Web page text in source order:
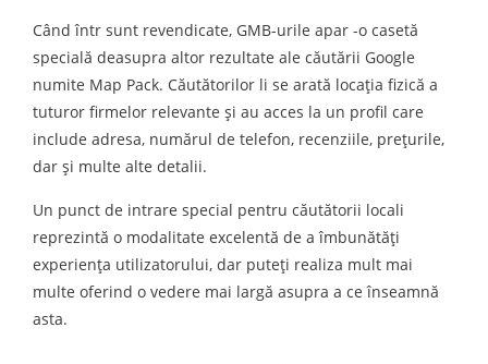
Când într sunt revendicate, GMB-urile apar -o casetă
specială deasupra altor rezultate ale căutării Google
numite Map Pack. Căutătorilor li se arată locația fizică a
tuturor firmelor relevante și au acces la un profil care
include adresa, numărul de telefon, recenziile, prețurile,
dar și multe alte detalii.
Un punct de intrare special pentru căutătorii locali
reprezintă o modalitate excelentă de a îmbunătăți
experiența utilizatorului, dar puteți realiza mult mai
multe oferind o vedere mai largă asupra a ce înseamnă
asta.